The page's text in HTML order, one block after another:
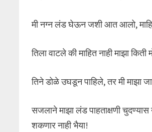
मी नग्न लंड घेऊन जशी आत आलो,
तिला वाटले की माहित नाही माझा
तिने डोळे उघडून पाहिले, तर मी माझा
सजलाने माझा लंड पाहताक्षणी
शकणार नाही भैया!